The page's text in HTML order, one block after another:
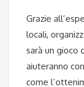
Grazie
locali,
sarà un gioco
aiuteranno
come